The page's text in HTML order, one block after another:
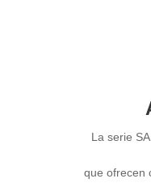
La serie
que ofrecen